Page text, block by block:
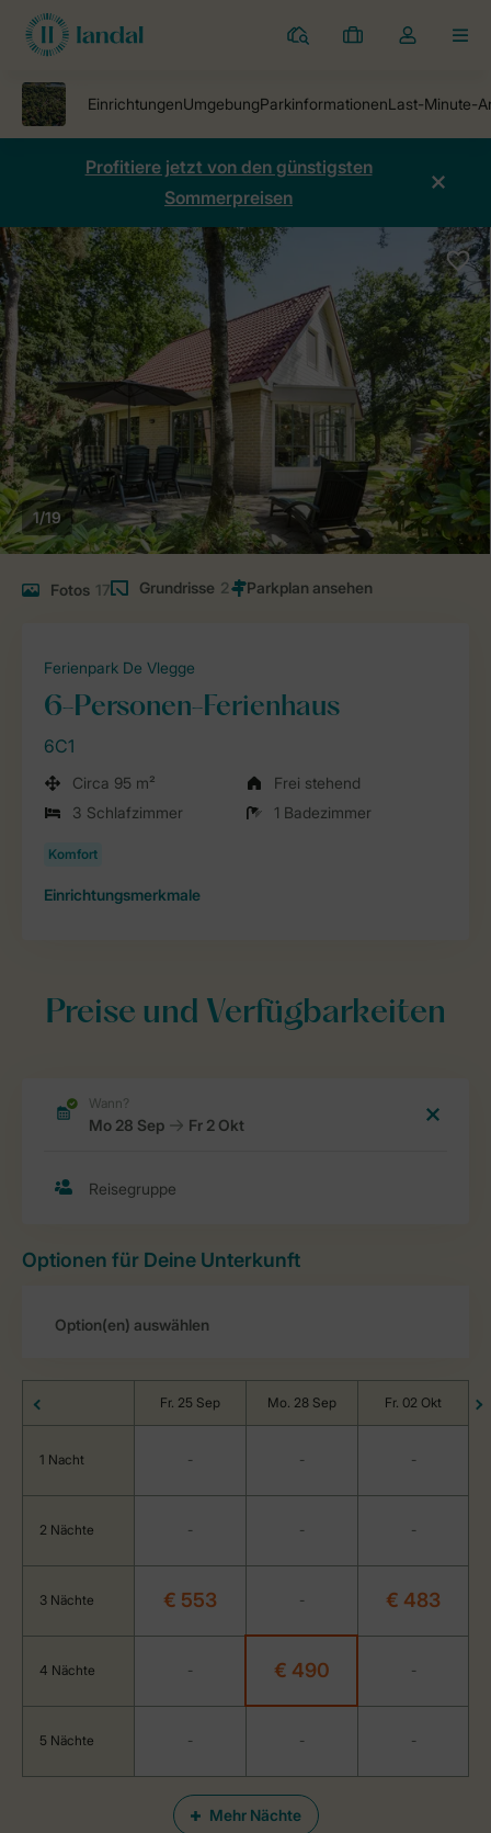
Ferienparks
Meine
Dropdown-
öffnen
Profitiere jetzt von den günstigsten
Sommerpreisen
1/19
Fotos 17 Grundrisse 2
Ferienpark De Vlegge
6-Personen-Ferienhaus
6C1
Circa 95 m²
Frei stehend
3 Schlafzimmer
1 Badezimmer
Einrichtungsmerkmale
Preise und Verfügbarkeiten
Optionen für Deine Unterkunft
Mehr Nächte
Fr. 25 Sep Mo. 28 Sep Fr. 02 Okt
1 Nacht - - -
2 Nächte - - -
3 Nächte € 553 - € 483
4 Nächte - € 490 -
5 Nächte - - -